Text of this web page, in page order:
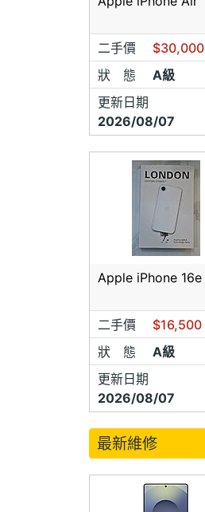
二手價
$30,000
狀 態
A級
更新日期
2026/08/07
Apple iPhone 16e
二手價
$16,500
狀 態
A級
更新日期
2026/08/07
最新維修